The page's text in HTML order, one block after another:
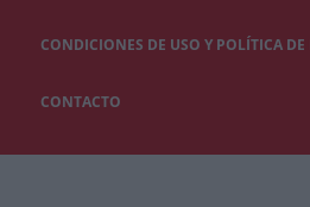
CONDICIONES DE USO Y POLÍTICA
CONTACTO